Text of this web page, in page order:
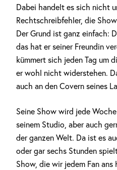
Dabei handelt es sich nicht
Rechtschreibfehler, die
Der Grund ist ganz einfach:
das hat er seiner Freundin
kümmert sich jeden Tag um
er wohl nicht widerstehen.
auch an den Covern seines
Seine Show wird jede
seinem Studio, aber auch
der ganzen Welt. Da ist es
oder gar sechs Stunden
Show, die wir jedem Fan ans